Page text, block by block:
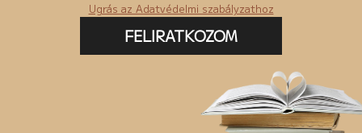
Ugrás az Adatvédelmi szabályzathoz
FELIRATKOZOM